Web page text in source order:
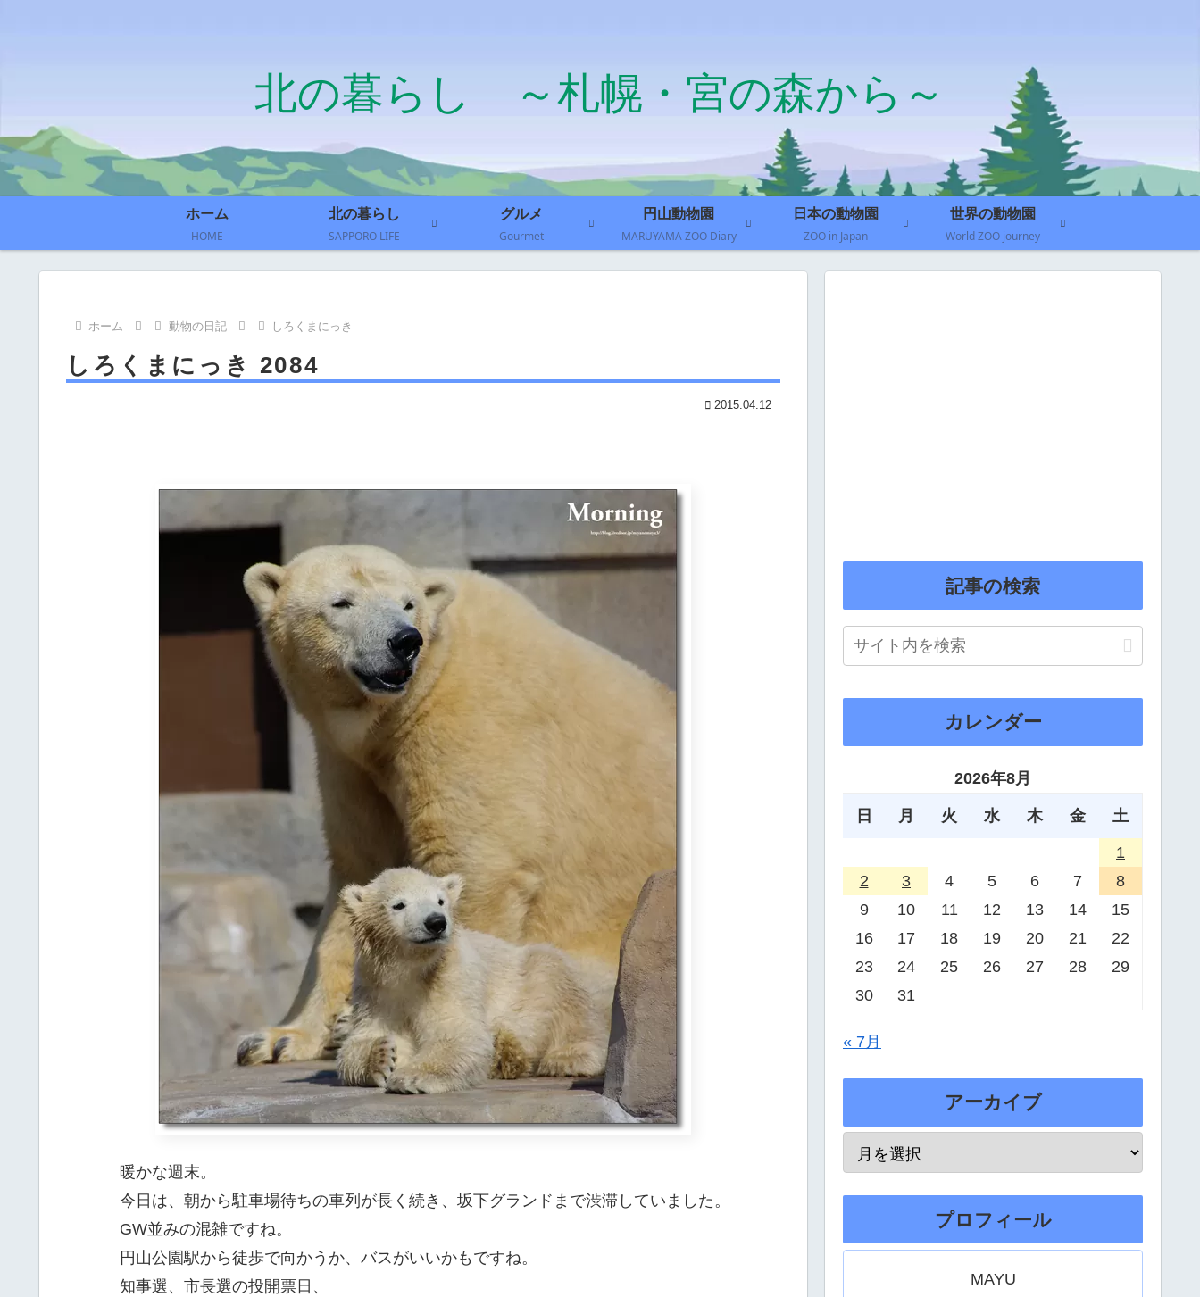
北の暮らし ～札幌・宮の森から～
ホーム
HOME
北の暮らし
SAPPORO LIFE
グルメ
Gourmet
円山動物園
MARUYAMA ZOO Diary
日本の動物園
ZOO in Japan
世界の動物園
World ZOO journey
ホーム 動物の日記 しろくまにっき
しろくまにっき 2084
2015.04.12
暖かな週末。
今日は、朝から駐車場待ちの車列が長く続き、坂下グランドまで渋滞していました。
GW並みの混雑ですね。
円山公園駅から徒歩で向かうか、バスがいいかもですね。
知事選、市長選の投開票日、
記事の検索
カレンダー
2026年8月
日 月 火 水 木 金 土
1
2
3 4 5 6 7
8
9
10 11 12 13 14
15
16
17 18 19 20 21
22
23
24 25 26 27 28
29
30
31
« 7月
アーカイブ
プロフィール
MAYU